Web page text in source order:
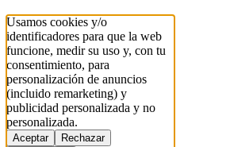
Usamos cookies y/o
identificadores para que la web
funcione, medir su uso y, con tu
consentimiento, para
personalización de anuncios
(incluido remarketing) y
publicidad personalizada y no
personalizada.
Aceptar
Rechazar